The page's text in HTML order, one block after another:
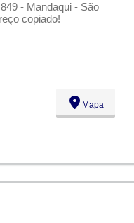
- Mandaqui - São
copiado!
Mapa